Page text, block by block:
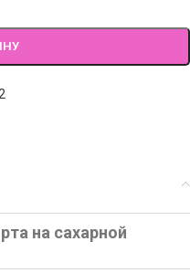
на сахарной